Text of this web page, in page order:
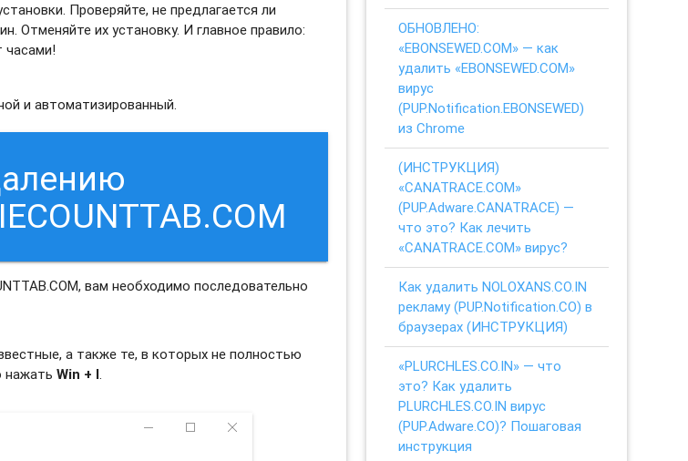
Проверяйте, не предлагается ли
Отменяйте их установку. И главное правило:
часами!
и автоматизированный.
вам необходимо последовательно
а также те, в которых не полностью
нажатьWin + I
ОБНОВЛЕНО:
«EBONSEWED.COM» — как
удалить «EBONSEWED.COM»
вирус
(PUP.Notification.EBONSEWED)
из Chrome
(ИНСТРУКЦИЯ)
«CANATRACE.COM»
(PUP.Adware.CANATRACE) —
что это? Как лечить
«CANATRACE.COM» вирус?
Как удалить NOLOXANS.CO.IN
рекламу (PUP.Notification.CO) в
браузерах (ИНСТРУКЦИЯ)
«PLURCHLES.CO.IN» — что
это? Как удалить
PLURCHLES.CO.IN вирус
(PUP.Adware.CO)? Пошаговая
инструкция